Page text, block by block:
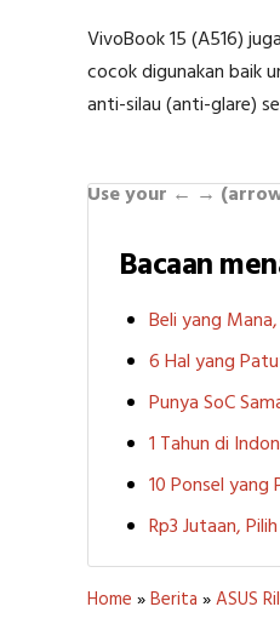
VivoBook 15 (A516)
cocok digunakan baik
anti-silau (anti-glare)
Use your ← →
Bacaan
Beli yang
6 Hal yang
Punya SoC
1 Tahun di
10 Ponsel yang
Rp3 Jutaan,
Home »Berita »ASUS